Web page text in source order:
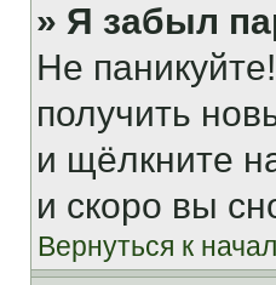
» Я забыл
Не
получить
и щёлкните
и скоро вы
Вернуться к